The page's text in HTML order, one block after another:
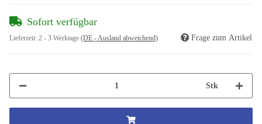
Sofort verfügbar
Lieferzeit: 2 - 3 Werktage (DE - Ausland abweichend) Frage zum Artikel
Stk